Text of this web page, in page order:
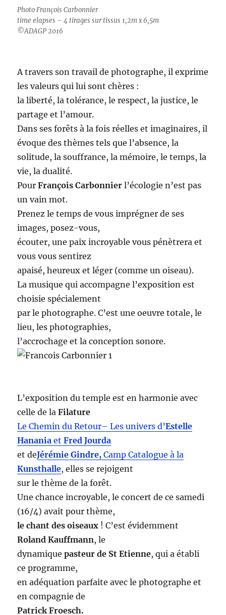
Photo François Carbonnier
time elapses – 4 tirages sur tissus 1,2m x 6,5m
©ADAGP 2016
A travers son travail de photographe, il exprime
les valeurs qui lui sont chères :
la liberté, la tolérance, le respect, la justice, le
partage et l’amour.
Dans ses forêts à la fois réelles et imaginaires, il
évoque des thèmes tels que l’absence, la
solitude, la souffrance, la mémoire, le temps, la
vie, la dualité.
PourFrançois Carbonnier l’écologie n’est pas
un vain mot.
Prenez le temps de vous imprégner de ses
images, posez-vous,
écouter, une paix incroyable vous pénètrera et
vous vous sentirez
apaisé, heureux et léger (comme un oiseau).
La musique qui accompagne l’exposition est
choisie spécialement
par le photographe. C’est une oeuvre totale, le
lieu, les photographies,
l’accrochage et la conception sonore.
L’exposition du temple est en harmonie avec
celle de laFilature
Le Chemin du Retour– Les univers d’Estelle
Hanania etFred Jourda
et deJérémie Gindre, Camp Catalogue à la
Kunsthalle, elles se rejoigent
sur le thème de la forêt.
Une chance incroyable, le concert de ce samedi
(16/4) avait pour thème,
le chant des oiseaux ! C’est évidemment
Roland Kauffmann, le
dynamiquepasteur de St Etienne, qui a établi
ce programme,
en adéquation parfaite avec le photographe et
en compagnie de
Patrick Froesch.